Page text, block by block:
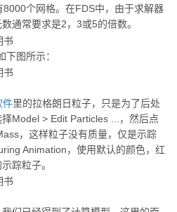
个网格。在FDS中，由于求解器
通常要求是2，3或5的倍数。
图所示：
件里的拉格朗日粒子，只是为了后处
Model > Edit Particles ...，然后点
，这样粒子没有质量，仅是示踪
Animation，使用默认的颜色，红
踪粒子。